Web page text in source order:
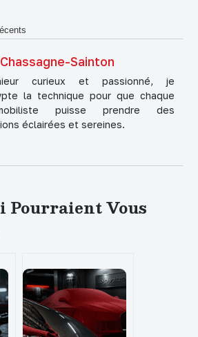
Sainton
curieux et passionné, je
la technique pour que chaque
puisse prendre des
éclairées et sereines.
Pourraient Vous